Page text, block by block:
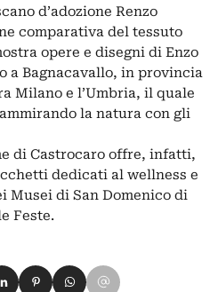
d’adozione Renzo
comparativa del tessuto
opere e disegni di Enzo
a Bagnacavallo, in provincia
Milano e l’Umbria, il quale
la natura con gli
di Castrocaro offre, infatti,
dedicati al wellness e
Musei di San Domenico di
Feste.
Facebook
su Xsu LinkedIn
Condividi su Pinterest
Condividi su WhatsApp
Condividi su Email